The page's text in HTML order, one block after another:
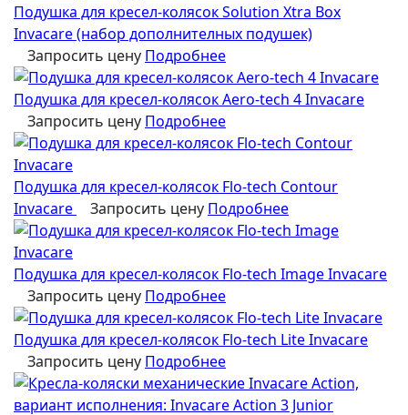
Подушка для кресел-колясок Solution Xtra Box
Invacare (набор дополнителных подушек)
Запросить цену Подробнее
Подушка для кресел-колясок Aero-tech 4 Invacare
Запросить цену Подробнее
Подушка для кресел-колясок Flo-tech Contour
Invacare
Запросить цену Подробнее
Подушка для кресел-колясок Flo-tech Image Invacare
Запросить цену Подробнее
Подушка для кресел-колясок Flo-tech Lite Invacare
Запросить цену Подробнее